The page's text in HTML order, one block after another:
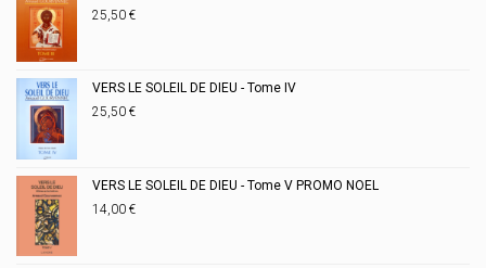
25,50 €
VERS LE SOLEIL DE DIEU - Tome IV
25,50 €
VERS LE SOLEIL DE DIEU - Tome V PROMO NOEL
14,00 €